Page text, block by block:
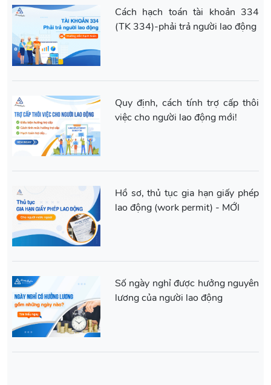
Cách hạch toán tài khoản 334
(TK 334)-phải trả người lao động
Quy định, cách tính trợ cấp thôi
việc cho người lao động mới!
Hồ sơ, thủ tục gia hạn giấy phép
lao động (work permit) - MỚI
Số ngày nghỉ được hưởng nguyên
lương của người lao động